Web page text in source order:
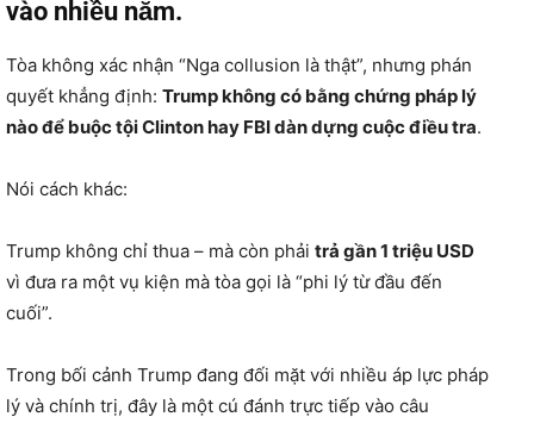
vào nhiều năm.
Tòa không xác nhận “Nga collusion là thật”, nhưng phán
quyết khẳng định: Trump không có bằng chứng pháp lý
nào để buộc tội Clinton hay FBI dàn dựng cuộc điều tra.
Nói cách khác:
Trump không chỉ thua – mà còn phải trả gần 1 triệu USD
vì đưa ra một vụ kiện mà tòa gọi là “phi lý từ đầu đến
cuối”.
Trong bối cảnh Trump đang đối mặt với nhiều áp lực pháp
lý và chính trị, đây là một cú đánh trực tiếp vào câu